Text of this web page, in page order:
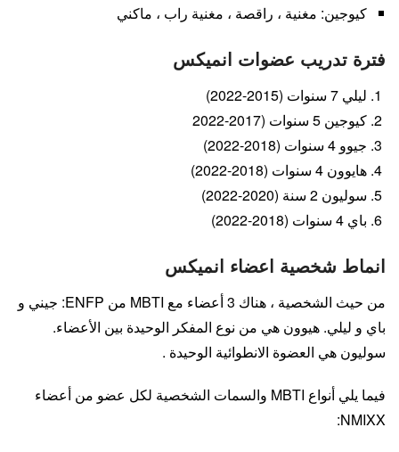
كيوجين: مغنية ، راقصة ، مغنية راب ، ماكني
فترة تدريب عضوات انميكس
ليلي 7 سنوات (2015-2022)
كيوجين 5 سنوات (2017-2022
جيوو 4 سنوات (2018-2022)
هايوون 4 سنوات (2018-2022)
سوليون 2 سنة (2020-2022)
باي 4 سنوات (2018-2022)
انماط شخصية اعضاء انميكس
من حيث الشخصية ، هناك 3 أعضاء مع MBTI من ENFP: جيني و
باي و ليلي. هيوون هي من نوع المفكر الوحيدة بين الأعضاء.
سوليون هي العضوة الانطوائية الوحيدة .
فيما يلي أنواع MBTI والسمات الشخصية لكل عضو من أعضاء
NMIXX: